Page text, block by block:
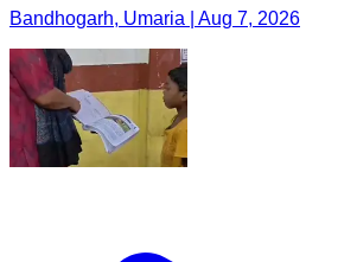
Bandhogarh, Umaria | Aug 7, 2026